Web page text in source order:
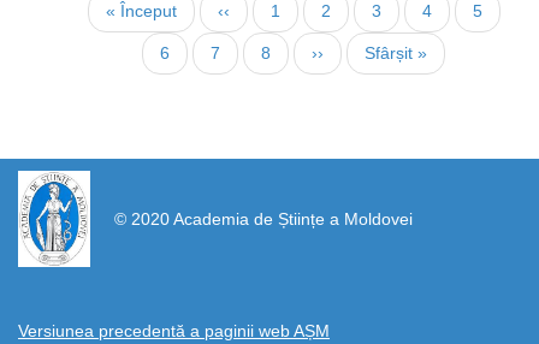
PaginationFirst
page
« Început
Previous
page
‹‹ Page
1 Page
2 Page
3 Page
4
Current
page
5
Page
6 Page
7 Page
8
Next
page
››
Last
page
Sfârșit »
© 2020 Academia de Științe a Moldovei
Versiunea precedentă a paginii web AȘM
https://propletenie.ru/